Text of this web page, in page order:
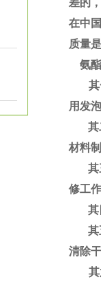
差的
在中
质量
氨酯
其一
用发
其二
材料
其三
修工
其四
其五
清除
其六